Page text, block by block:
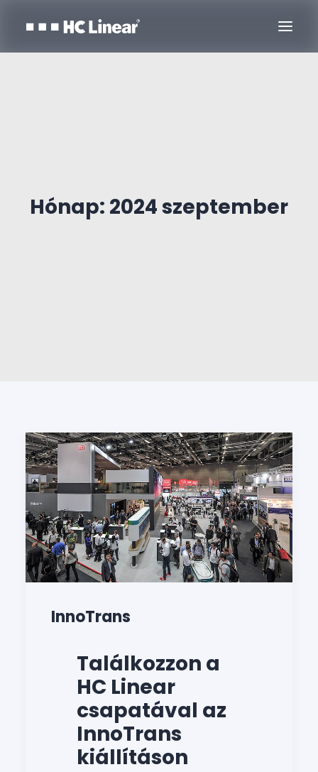
Kapcsolat
Hónap: 2024 szeptember
InnoTrans
Találkozzon a
HC Linear
csapatával az
InnoTrans
kiállításon